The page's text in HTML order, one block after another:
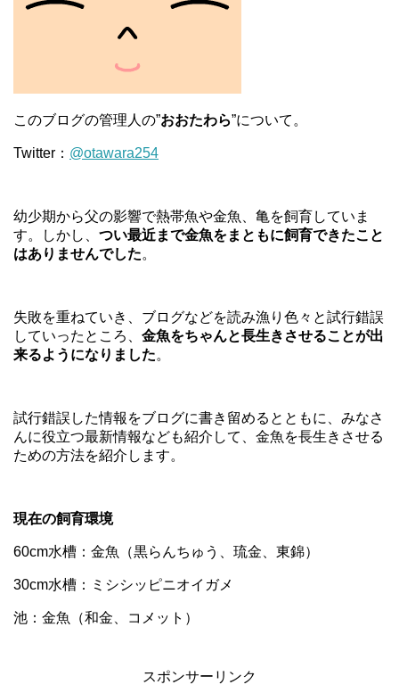
このブログの管理人の”おおたわら”について。
Twitter： @otawara254
幼少期から父の影響で熱帯魚や金魚、亀を飼育していま
す。しかし、 つい最近まで金魚をまともに飼育できたこと
はありませんでした。
失敗を重ねていき、ブログなどを読み漁り色々と試行錯誤
していったところ、 金魚をちゃんと長生きさせることが出
来るようになりました。
試行錯誤した情報をブログに書き留めるとともに、みなさ
んに役立つ最新情報なども紹介して、金魚を長生きさせる
ための方法を紹介します。
現在の飼育環境
60cm水槽：金魚（黒らんちゅう、琉金、東錦）
30cm水槽：ミシシッピニオイガメ
池：金魚（和金、コメット）
スポンサーリンク